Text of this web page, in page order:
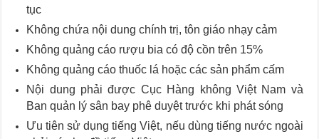
tục
Không chứa nội dung chính trị, tôn giáo nhạy cảm
Không quảng cáo rượu bia có độ cồn trên 15%
Không quảng cáo thuốc lá hoặc các sản phẩm cấm
Nội dung phải được Cục Hàng không Việt Nam và
Ban quản lý sân bay phê duyệt trước khi phát sóng
Ưu tiên sử dụng tiếng Việt, nếu dùng tiếng nước ngoài